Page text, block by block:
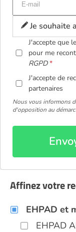
Je souhaite
J'accepte que
pour me
RGPD
J'accepte de
partenaires
Nous vous informons
d'opposition au
Affinez votre
EHPAD et
EHPAD